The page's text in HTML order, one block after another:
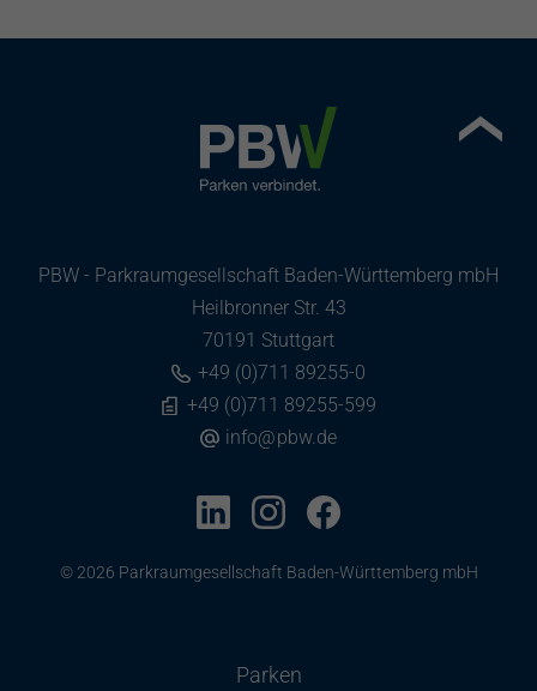
PBW - Parkraumgesellschaft Baden-Württemberg mbH
Heilbronner Str. 43
70191 Stuttgart
+49 (0)711 89255-0
+49 (0)711 89255-599
info@pbw.de
© 2026 Parkraumgesellschaft Baden-Württemberg mbH
Parken